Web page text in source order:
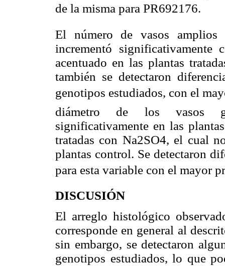
de la misma para PR692176.
El número de vasos
incrementó significativamente
acentuado en las plantas
también se detectaron
genotipos estudiados, con el
diámetro de los vasos
significativamente en las
tratadas con Na2SO4, el cual
plantas control. Se detectaron
para esta variable con el mayor
DISCUSIÓN
El arreglo histológico
corresponde en general al
sin embargo, se detectaron
genotipos estudiados, lo que